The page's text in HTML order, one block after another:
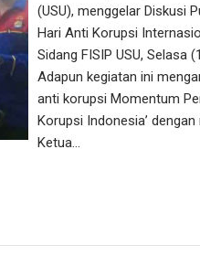
(USU), menggelar Diskusi
Hari Anti Korupsi
Sidang FISIP USU, Selasa
Adapun kegiatan ini
anti korupsi Momentum
Korupsi Indonesia’
Ketua…